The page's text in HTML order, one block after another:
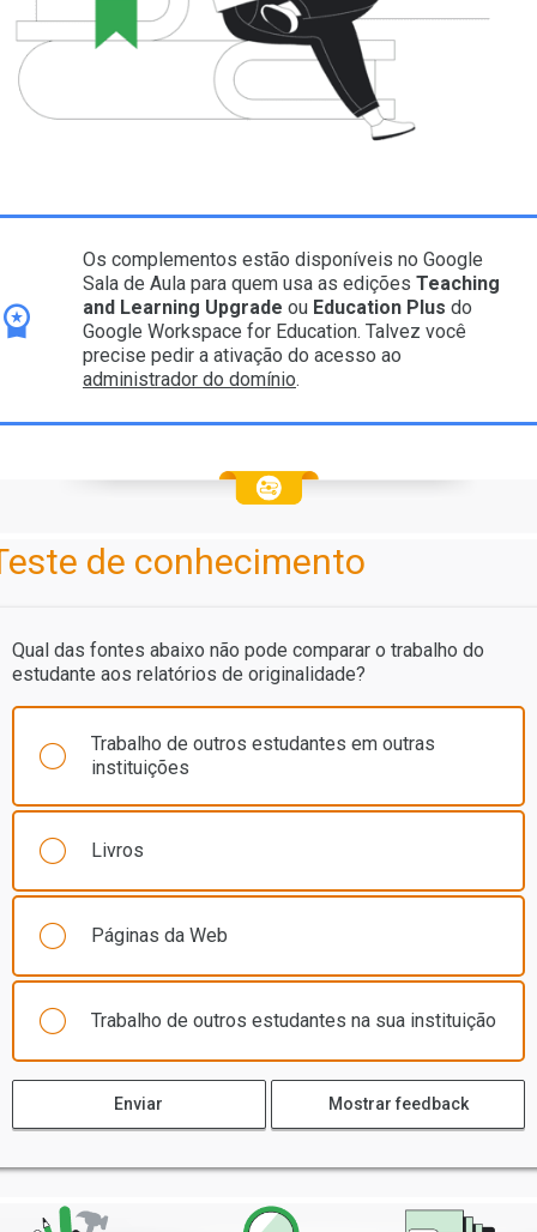
Os complementos estão disponíveis no Google
Sala de Aula para quem usa as edições Teaching
and Learning Upgrade ou Education Plus do
Google Workspace for Education. Talvez você
precise pedir a ativação do acesso ao
administrador do domínio.
de conhecimento
Qual das fontes abaixo não pode comparar o trabalho do
estudante aos relatórios de originalidade?
Trabalho de outros estudantes em outras
instituições
Livros
Páginas da Web
Trabalho de outros estudantes na sua instituição
Enviar Mostrar feedback